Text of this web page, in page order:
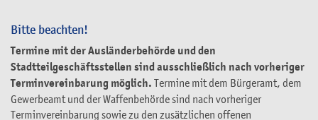
Bitte beachten!
Termine mit der Ausländerbehörde und den
Stadtteilgeschäftsstellen sind ausschließlich nach vorheriger
Terminvereinbarung möglich. Termine mit dem Bürgeramt, dem
Gewerbeamt und der Waffenbehörde sind nach vorheriger
Terminvereinbarung sowie zu den zusätzlichen offenen